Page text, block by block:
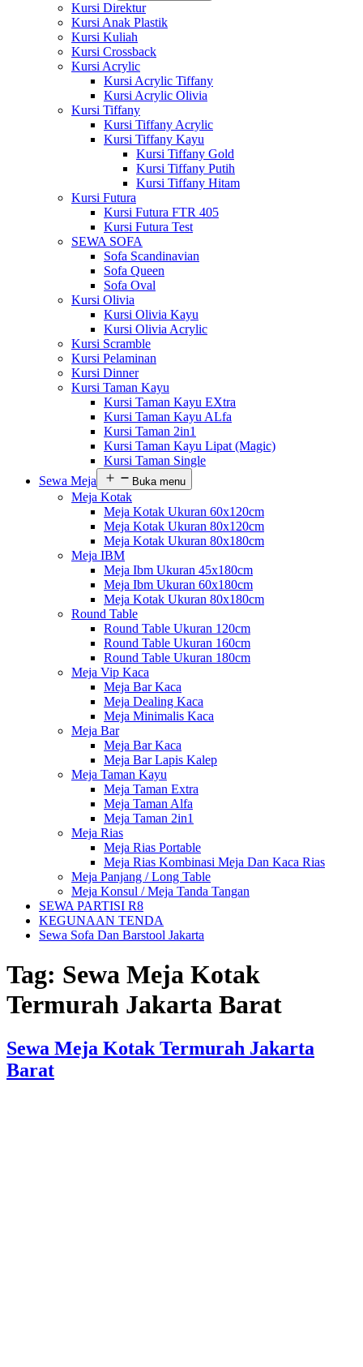
Kursi Direktur
Kursi Anak Plastik
Kursi Kuliah
Kursi Crossback
Kursi Acrylic
Kursi Acrylic Tiffany
Kursi Acrylic Olivia
Kursi Tiffany
Kursi Tiffany Acrylic
Kursi Tiffany Kayu
Kursi Tiffany Gold
Kursi Tiffany Putih
Kursi Tiffany Hitam
Kursi Futura
Kursi Futura FTR 405
Kursi Futura Test
SEWA SOFA
Sofa Scandinavian
Sofa Queen
Sofa Oval
Kursi Olivia
Kursi Olivia Kayu
Kursi Olivia Acrylic
Kursi Scramble
Kursi Pelaminan
Kursi Dinner
Kursi Taman Kayu
Kursi Taman Kayu EXtra
Kursi Taman Kayu ALfa
Kursi Taman 2in1
Kursi Taman Kayu Lipat (Magic)
Kursi Taman Single
Sewa Meja
Buka menu
Meja Kotak
Meja Kotak Ukuran 60x120cm
Meja Kotak Ukuran 80x120cm
Meja Kotak Ukuran 80x180cm
Meja IBM
Meja Ibm Ukuran 45x180cm
Meja Ibm Ukuran 60x180cm
Meja Kotak Ukuran 80x180cm
Round Table
Round Table Ukuran 120cm
Round Table Ukuran 160cm
Round Table Ukuran 180cm
Meja Vip Kaca
Meja Bar Kaca
Meja Dealing Kaca
Meja Minimalis Kaca
Meja Bar
Meja Bar Kaca
Meja Bar Lapis Kalep
Meja Taman Kayu
Meja Taman Extra
Meja Taman Alfa
Meja Taman 2in1
Meja Rias
Meja Rias Portable
Meja Rias Kombinasi Meja Dan Kaca Rias
Meja Panjang / Long Table
Meja Konsul / Meja Tanda Tangan
SEWA PARTISI R8
KEGUNAAN TENDA
Sewa Sofa Dan Barstool Jakarta
Tag: Sewa Meja Kotak
Termurah Jakarta Barat
Sewa Meja Kotak Termurah Jakarta
Barat